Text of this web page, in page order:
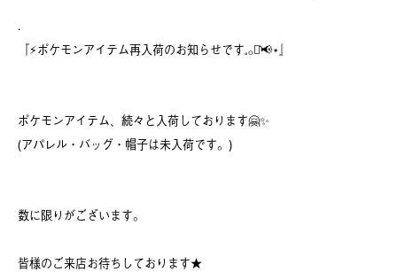
.
『⚡️ポケモンアイテム再入荷のお知らせです𓈒𓂂⋆͛📢⋆』
ポケモンアイテム、続々と入荷しております🤗✨
(アパレル・バッグ・帽子は未入荷です。)
数に限りがございます。
皆様のご来店お待ちしております★